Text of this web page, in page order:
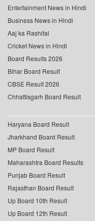
Entertainment News in Hindi
Business News in Hindi
Aaj ka Rashifal
Cricket News in Hindi
Board Results 2026
Bihar Board Result
CBSE Result 2026
Chhattisgarh Board Result
Haryana Board Result
Jharkhand Board Result
MP Board Result
Maharashtra Board Results
Punjab Board Result
Rajasthan Board Result
Up Board 10th Result
Up Board 12th Result